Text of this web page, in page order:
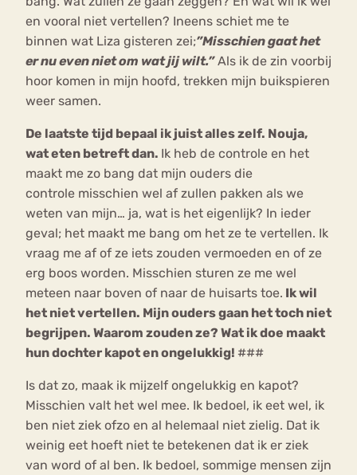
en vooral niet vertellen? Ineens schiet me te
binnen wat Liza gisteren zei;”Misschien gaat het
er nu even niet om wat jij wilt.”Als ik de zin voorbij
hoor komen in mijn hoofd, trekken mijn buikspieren
weer samen.
De laatste tijd bepaal ik juist alles zelf. Nouja,
wat eten betreft dan. Ik heb de controle en het
maakt me zo bang dat mijn ouders die
controle misschien wel af zullen pakken als we
weten van mijn… ja, wat is het eigenlijk? In ieder
geval; het maakt me bang om het ze te vertellen. Ik
vraag me af of ze iets zouden vermoeden en of ze
erg boos worden. Misschien sturen ze me wel
meteen naar boven of naar de huisarts toe. Ik wil
het niet vertellen. Mijn ouders gaan het toch niet
begrijpen. Waarom zouden ze? Wat ik doe maakt
hun dochter kapot en ongelukkig! ###
Is dat zo, maak ik mijzelf ongelukkig en kapot?
Misschien valt het wel mee. Ik bedoel, ik eet wel, ik
ben niet ziek ofzo en al helemaal niet zielig. Dat ik
weinig eet hoeft niet te betekenen dat ik er ziek
van word of al ben. Ik bedoel, sommige mensen zijn